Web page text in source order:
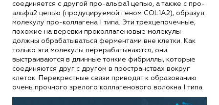
соединяется с другой про-альфа1 цепью, а также с про-
альфа2 цепью (продуцируемой геном COL1A2), образуя
молекулу про-коллагена I типа. Эти трехцепочечные,
похожие на веревки проколлагеновые молекулы
должны обрабатываться ферментами вне клетки. Как
только эти молекулы перерабатываются, они
выстраиваются в длинные тонкие фибриллы, которые
соединяются друг с другом в пространствах вокруг
клеток. Перекрестные связи приводят к образованию
очень прочного зрелого коллагенового волокна I типа.